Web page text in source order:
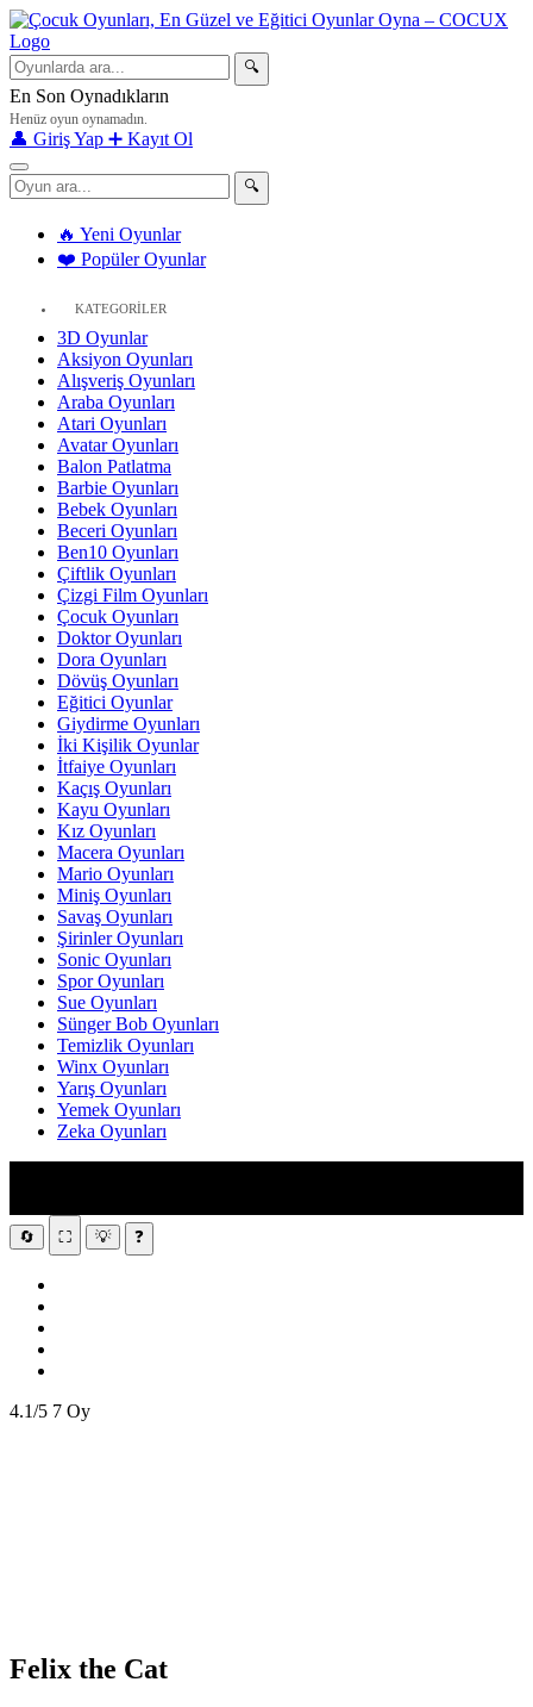
🔍
En Son Oynadıkların
Henüz oyun oynamadın.
👤 Giriş Yap ➕ Kayıt Ol
🔍
🔥 Yeni Oyunlar
❤️ Popüler Oyunlar
KATEGORİLER
3D Oyunlar
Aksiyon Oyunları
Alışveriş Oyunları
Araba Oyunları
Atari Oyunları
Avatar Oyunları
Balon Patlatma
Barbie Oyunları
Bebek Oyunları
Beceri Oyunları
Ben10 Oyunları
Çiftlik Oyunları
Çizgi Film Oyunları
Çocuk Oyunları
Doktor Oyunları
Dora Oyunları
Dövüş Oyunları
Eğitici Oyunlar
Giydirme Oyunları
İki Kişilik Oyunlar
İtfaiye Oyunları
Kaçış Oyunları
Kayu Oyunları
Kız Oyunları
Macera Oyunları
Mario Oyunları
Miniş Oyunları
Savaş Oyunları
Şirinler Oyunları
Sonic Oyunları
Spor Oyunları
Sue Oyunları
Sünger Bob Oyunları
Temizlik Oyunları
Winx Oyunları
Yarış Oyunları
Yemek Oyunları
Zeka Oyunları
🔄 ⛶ 💡 ❓
4.1/5 7 Oy
Felix the Cat